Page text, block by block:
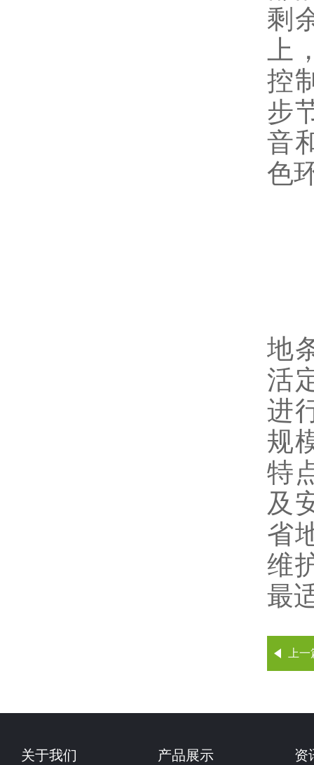
剩
控
步
音
色
地
活
进
规
特
及
省
维
最
上
关于我们 产品展示 资